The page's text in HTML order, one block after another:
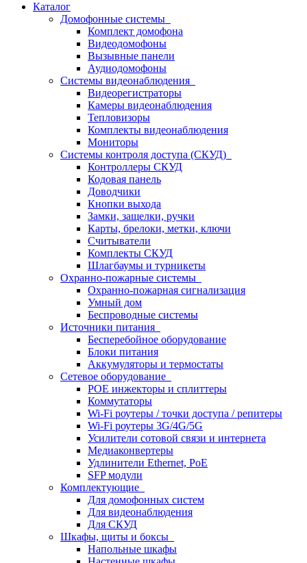
Каталог
Домофонные системы
Комплект домофона
Видеодомофоны
Вызывные панели
Аудиодомофоны
Системы видеонаблюдения
Видеорегистраторы
Камеры видеонаблюдения
Тепловизоры
Комплекты видеонаблюдения
Мониторы
Системы контроля доступа (СКУД)
Контроллеры СКУД
Кодовая панель
Доводчики
Кнопки выхода
Замки, защелки, ручки
Карты, брелоки, метки, ключи
Считыватели
Комплекты СКУД
Шлагбаумы и турникеты
Охранно-пожарные системы
Охранно-пожарная сигнализация
Умный дом
Беспроводные системы
Источники питания
Бесперебойное оборудование
Блоки питания
Аккумуляторы и термостаты
Сетевое оборудование
POE инжекторы и сплиттеры
Коммутаторы
Wi-Fi роутеры / точки доступа / репитеры
Wi-Fi роутеры 3G/4G/5G
Усилители сотовой связи и интернета
Медиаконвертеры
Удлинители Ethernet, PoE
SFP модули
Комплектующие
Для домофонных систем
Для видеонаблюдения
Для СКУД
Шкафы, щиты и боксы
Напольные шкафы